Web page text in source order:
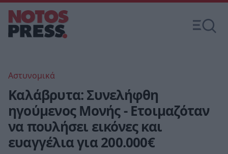
Αστυνομικά
Καλάβρυτα: Συνελήφθη
ηγούμενος Μονής - Ετοιμαζόταν
να πουλήσει εικόνες και
ευαγγέλια για 200.000€